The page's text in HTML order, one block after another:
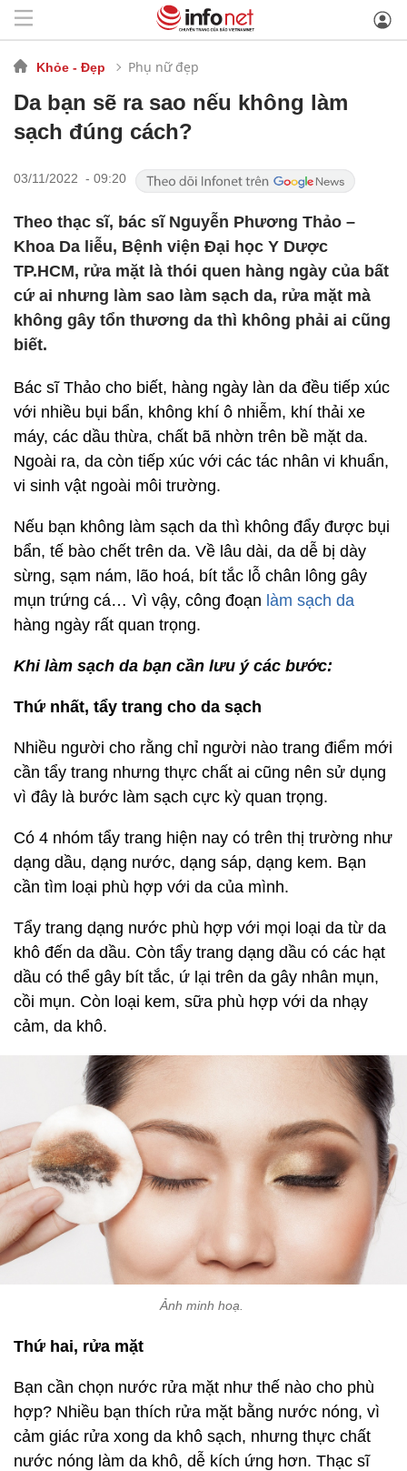
Khỏe - Đẹp Phụ nữ đẹp
Da bạn sẽ ra sao nếu không làm
sạch đúng cách?
03/11/2022 - 09:20
Theo thạc sĩ, bác sĩ Nguyễn Phương Thảo –
Khoa Da liễu, Bệnh viện Đại học Y Dược
TP.HCM, rửa mặt là thói quen hàng ngày của bất
cứ ai nhưng làm sao làm sạch da, rửa mặt mà
không gây tổn thương da thì không phải ai cũng
biết.
Bác sĩ Thảo cho biết, hàng ngày làn da đều tiếp xúc
với nhiều bụi bẩn, không khí ô nhiễm, khí thải xe
máy, các dầu thừa, chất bã nhờn trên bề mặt da.
Ngoài ra, da còn tiếp xúc với các tác nhân vi khuẩn,
vi sinh vật ngoài môi trường.
Nếu bạn không làm sạch da thì không đẩy được bụi
bẩn, tế bào chết trên da. Về lâu dài, da dễ bị dày
sừng, sạm nám, lão hoá, bít tắc lỗ chân lông gây
mụn trứng cá… Vì vậy, công đoạn làm sạch da
hàng ngày rất quan trọng.
Khi làm sạch da bạn cần lưu ý các bước:
Thứ nhất, tẩy trang cho da sạch
Nhiều người cho rằng chỉ người nào trang điểm mới
cần tẩy trang nhưng thực chất ai cũng nên sử dụng
vì đây là bước làm sạch cực kỳ quan trọng.
Có 4 nhóm tẩy trang hiện nay có trên thị trường như
dạng dầu, dạng nước, dạng sáp, dạng kem. Bạn
cần tìm loại phù hợp với da của mình.
Tẩy trang dạng nước phù hợp với mọi loại da từ da
khô đến da dầu. Còn tẩy trang dạng dầu có các hạt
dầu có thể gây bít tắc, ứ lại trên da gây nhân mụn,
cồi mụn. Còn loại kem, sữa phù hợp với da nhạy
cảm, da khô.
Ảnh minh hoạ.
Thứ hai, rửa mặt
Bạn cần chọn nước rửa mặt như thế nào cho phù
hợp? Nhiều bạn thích rửa mặt bằng nước nóng, vì
cảm giác rửa xong da khô sạch, nhưng thực chất
nước nóng làm da khô, dễ kích ứng hơn. Thạc sĩ